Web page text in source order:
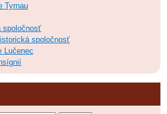
Tyrnau
spoločnosť
spoločnosť
Lučenec